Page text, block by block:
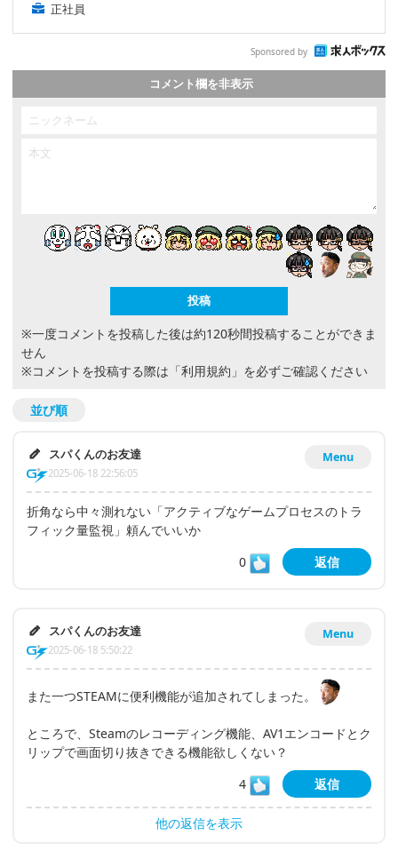
正社員
Sponsored by
コメント欄を非表示
※一度コメントを投稿した後は約120秒間投稿することができま
せん
※コメントを投稿する際は 「利用規約」 を必ずご確認ください
並び順
Menu
スパくんのお友達
2025-06-18 22:56:05
折角なら中々測れない「アクティブなゲームプロセスのトラ
フィック量監視」頼んでいいか
0
返信
Menu
スパくんのお友達
2025-06-18 5:50:22
また一つSTEAMに便利機能が追加されてしまった。
ところで、Steamのレコーディング機能、AV1エンコードとク
リップで画面切り抜きできる機能欲しくない？
4
返信
他の返信を表示